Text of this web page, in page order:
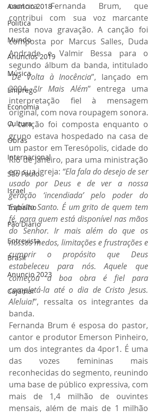
Anuncio 2018
Politica
Mundo
Anuncios 2019
Música
Emprego
Economia
Cultura
Obras
Internacional
São Paulo
Israel
Trabalho
Pão Diário
Entrevista
Brasil
Anuncio 2023
Cajamar
cantora Fernanda Brum, que
contribui com sua voz marcante
nesta nova gravação. A canção foi
composta por Marcus Salles, Duda
Andrade e Valmir Bessa para o
segundo álbum da banda, intitulado
“De Volta à Inocência”, lançado em
2004. “Ir Mais Além” entrega uma
interpretação fiel à mensagem
original, com nova roupagem sonora.
A canção foi composta enquanto o
grupo estava hospedado na casa de
um pastor em Teresópolis, cidade do
Rio de Janeiro, para uma ministração
em sua igreja: “Ela fala do desejo de ser
usado por Deus e de ver a nossa
geração ‘incendiada’ pelo poder do
Espírito Santo. É um grito de quem tem
fé, para quem está disponível nas mãos
do Senhor. Ir mais além do que os
nossos medos, limitações e frustrações e
cumprir o propósito que Deus
estabeleceu para nós. Aquele que
começou a boa obra é fiel para
completá-la até o dia de Cristo Jesus.
Aleluia!”, ressalta os integrantes da
banda.
Fernanda Brum é esposa do pastor,
cantor e produtor Emerson Pinheiro,
um dos integrantes da 4por1. É uma
das vozes femininas mais
reconhecidas do segmento, reunindo
uma base de público expressiva, com
mais de 1,4 milhão de ouvintes
mensais, além de mais de 1 milhão